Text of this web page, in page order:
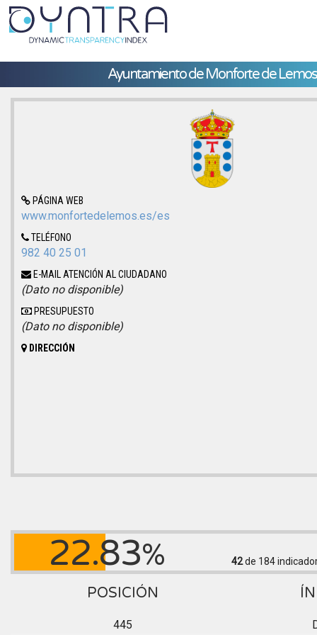
Ayuntamiento de Monforte de Lemos
PÁGINA WEB
www.monfortedelemos.es/es
TELÉFONO
982 40 25 01
E-MAIL ATENCIÓN AL CIUDADANO
(Dato no disponible)
PRESUPUESTO
(Dato no disponible)
DIRECCIÓN
22.83% 42de 184
POSICIÓN
445